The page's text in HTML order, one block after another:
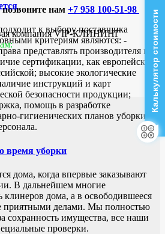
нам +7 958 100-51-98
компания VIP-КЛИНИНГ
к выбору поставщика
критериям являются: -
представлять производителя на
сертификации, как европейской/
высокие экологические
инструкций и карт
безопасности продукции;
помощь в разработке
гигиенических планов уборки
время уборки
дома, когда впервые заказывают
В дальнейшем многие
клинеров дома, а в освободившееся
приятными делами. Мы полностью
сохранность имущества, все наши
проверки.
Калькулятор стоимости